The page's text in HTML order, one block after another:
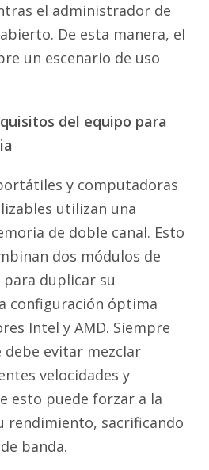
el administrador de
De esta manera, el
un escenario de uso
del equipo para
y computadoras
utilizan una
de doble canal. Esto
dos módulos de
duplicar su
configuración óptima
Intel y AMD. Siempre
debe evitar mezclar
velocidades y
esto puede forzar a la
rendimiento, sacrificando
banda.